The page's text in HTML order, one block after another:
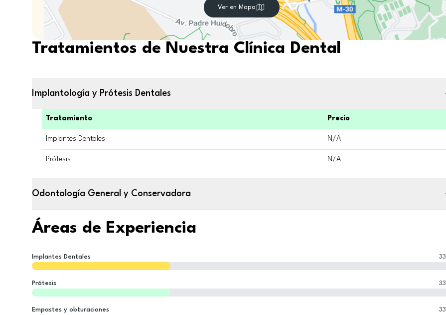
Ver en Mapa
Tratamientos de Nuestra Clínica Dental
Implantología y Prótesis Dentales
Tratamiento Precio
Implantes Dentales N/A
Prótesis N/A
Odontología General y Conservadora
Áreas de Experiencia
Implantes Dentales 33
Prótesis 33
Empastes y obturaciones 33